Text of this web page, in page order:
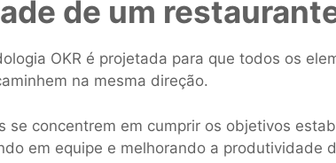
de um
OKR é projetada para que todos os
na mesma direção.
se concentrem em cumprir os objetivos
em equipe e melhorando a produtividade